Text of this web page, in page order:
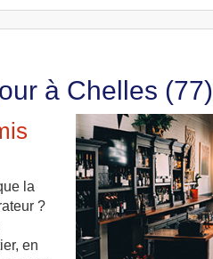
à Chelles (77)
la
?
en